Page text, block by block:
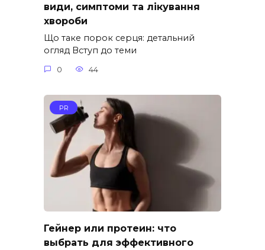
види, симптоми та лікування
хвороби
Що таке порок серця: детальний
огляд Вступ до теми
0 44
PR
Гейнер или протеин: что
выбрать для эффективного